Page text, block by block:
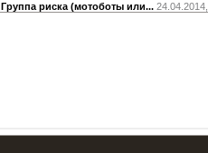
Группа риска (мотоботы или... 24.04.2014,